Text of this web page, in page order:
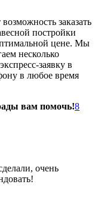
заказать
постройки
цене. Мы
несколько
заявку в
в любое время
вам помочь!8
очень